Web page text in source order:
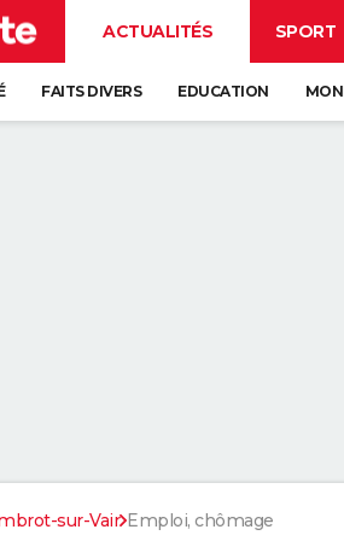
ACTUALITÉS SPORT
FAITS DIVERS EDUCATION
sur-Vair Emploi, chômage